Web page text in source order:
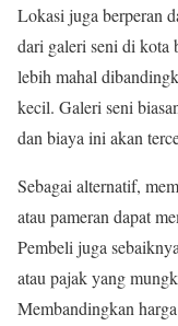
Lokasi juga berperan
dari galeri seni di kota
lebih mahal
kecil. Galeri seni
dan biaya ini akan
Sebagai alternatif,
atau pameran dapat
Pembeli juga
atau pajak yang
Membandingkan